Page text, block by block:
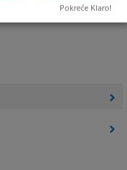
Pokreće Klaro!